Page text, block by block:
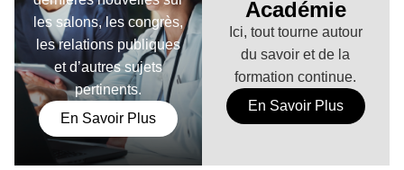
Académie
Ici, tout tourne autour
du savoir et de la
formation continue.
En Savoir Plus
les salons, les congrès,
les relations publiques
et d’autres sujets
pertinents.
En Savoir Plus